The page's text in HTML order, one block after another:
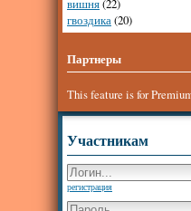
вишня(22)
гвоздика(20)
Партнеры
This feature is for
Участникам
регистрация